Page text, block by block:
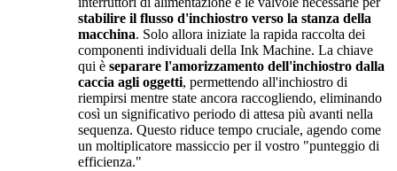
stabilire il flusso d'inchiostro verso la stanza della
macchina. Solo allora iniziate la rapida raccolta dei
componenti individuali della Ink Machine. La chiave
qui è separare l'amorizzamento dell'inchiostro dalla
caccia agli oggetti, permettendo all'inchiostro di
riempirsi mentre state ancora raccogliendo, eliminando
così un significativo periodo di attesa più avanti nella
sequenza. Questo riduce tempo cruciale, agendo come
un moltiplicatore massiccio per il vostro "punteggio di
efficienza."